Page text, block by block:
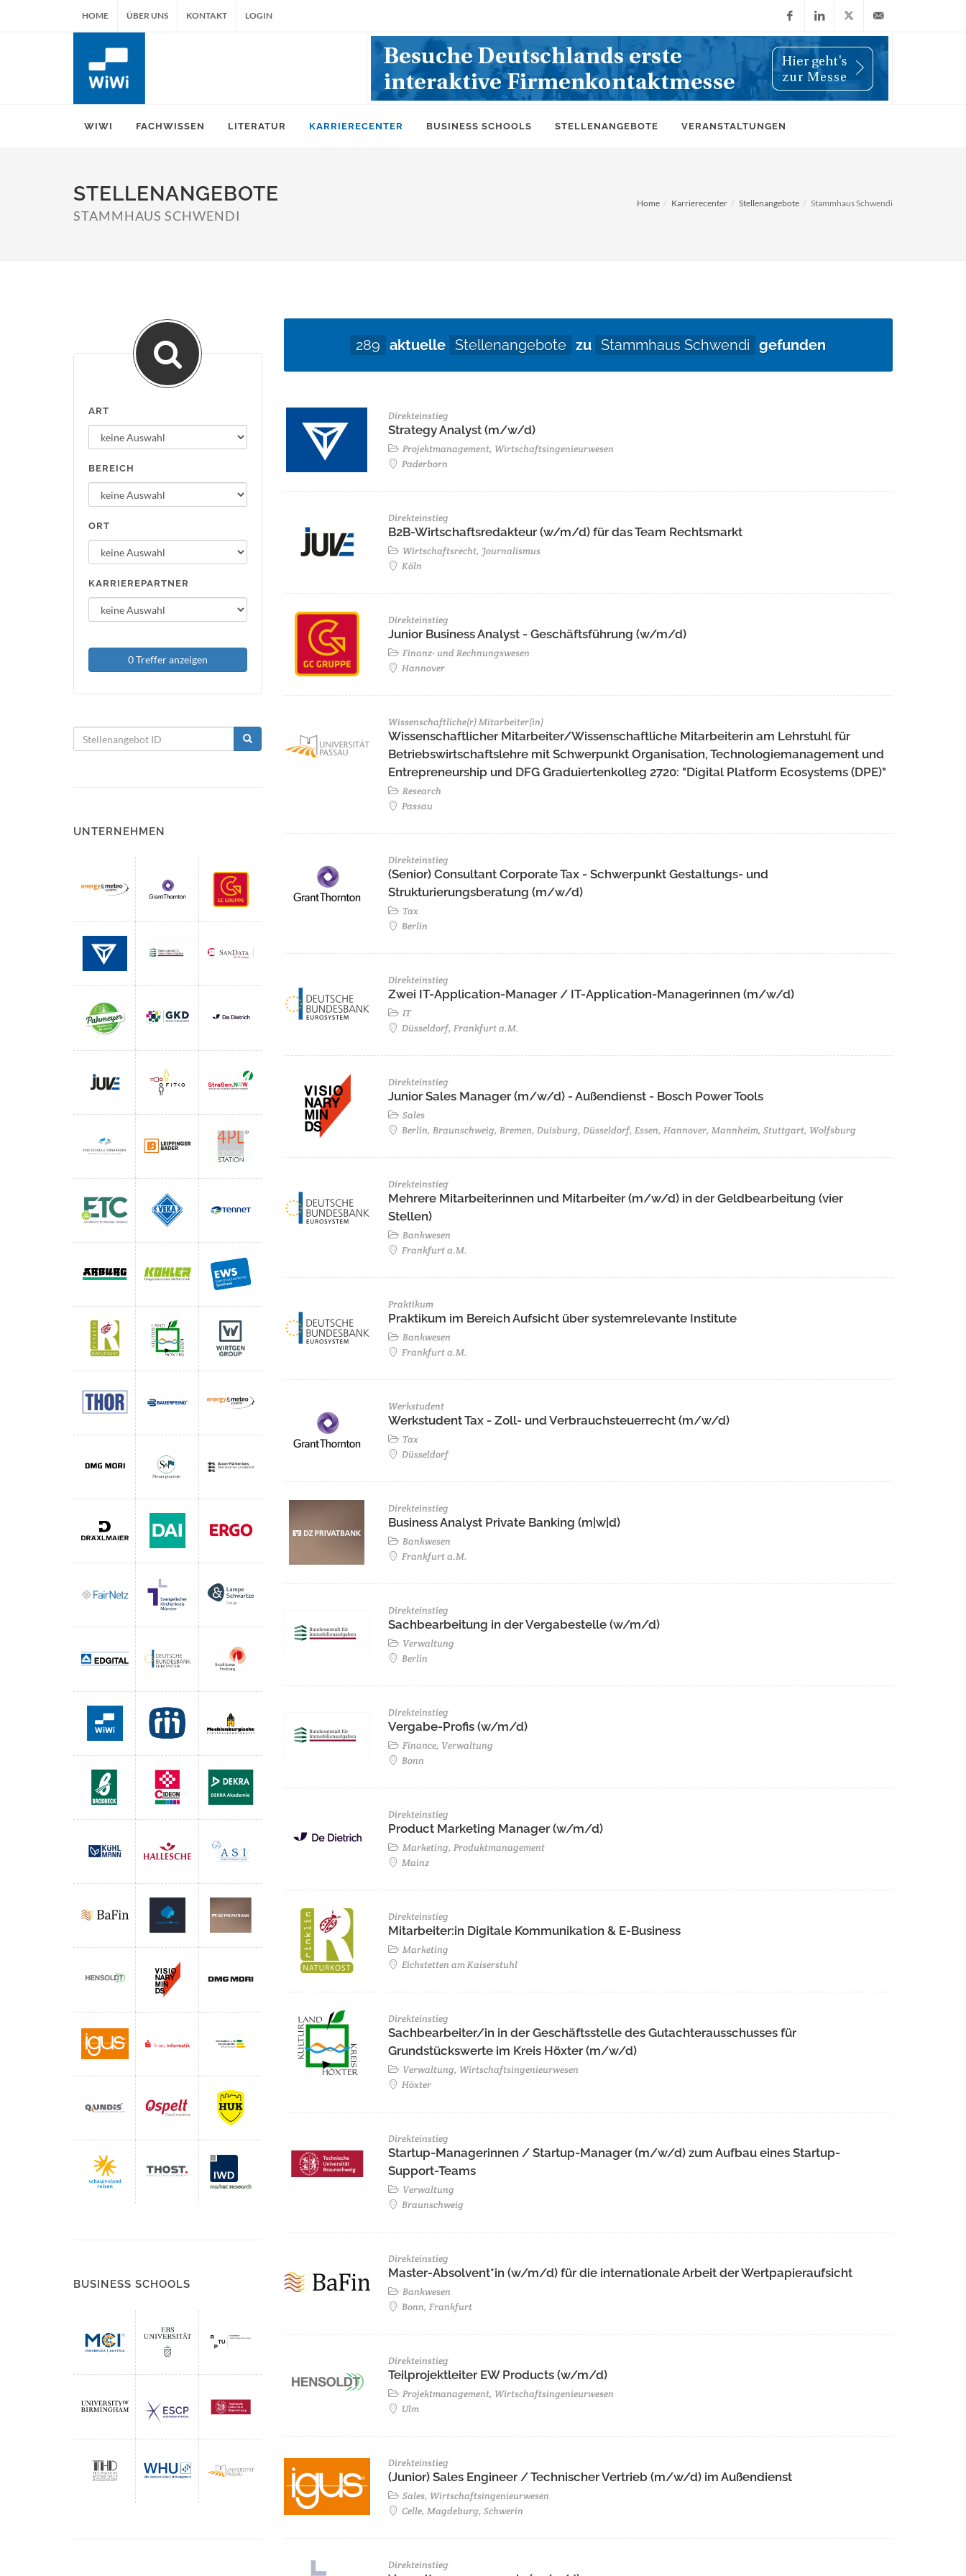
HOME ÜBER UNS KONTAKT LOGIN
FacebookLinkedIn
X
(Twitter)
info@wiwi-
WIWI FACHWISSEN LITERATUR KARRIERECENTER BUSINESS SCHOOLS STELLENANGEBOTE VERANSTALTUNGEN
STELLENANGEBOTE
STAMMHAUS SCHWENDI
Home Karrierecenter Stellenangebote Stammhaus Schwendi
ART
BEREICH
ORT
KARRIEREPARTNER
0 Treffer anzeigen
UNTERNEHMEN
BUSINESS SCHOOLS
289 aktuelle Stellenangebote zu Stammhaus Schwendi gefunden
Direkteinstieg
Strategy Analyst (m/w/d)
Projektmanagement, Wirtschaftsingenieurwesen
Paderborn
Direkteinstieg
B2B-Wirtschaftsredakteur (w/m/d) für das Team Rechtsmarkt
Wirtschaftsrecht, Journalismus
Köln
Direkteinstieg
Junior Business Analyst - Geschäftsführung (w/m/d)
Finanz- und Rechnungswesen
Hannover
Wissenschaftliche(r) Mitarbeiter(in)
Wissenschaftlicher Mitarbeiter/Wissenschaftliche Mitarbeiterin am Lehrstuhl für
Betriebswirtschaftslehre mit Schwerpunkt Organisation, Technologiemanagement und
Entrepreneurship und DFG Graduiertenkolleg 2720: "Digital Platform Ecosystems (DPE)"
Research
Passau
Direkteinstieg
(Senior) Consultant Corporate Tax - Schwerpunkt Gestaltungs- und
Strukturierungsberatung (m/w/d)
Tax
Berlin
Direkteinstieg
Zwei IT-Application-Manager / IT-Application-Managerinnen (m/w/d)
IT
Düsseldorf, Frankfurt a.M.
Direkteinstieg
Junior Sales Manager (m/w/d) - Außendienst - Bosch Power Tools
Sales
Berlin, Braunschweig, Bremen, Duisburg, Düsseldorf, Essen, Hannover, Mannheim, Stuttgart, Wolfsburg
Direkteinstieg
Mehrere Mitarbeiterinnen und Mitarbeiter (m/w/d) in der Geldbearbeitung (vier
Stellen)
Bankwesen
Frankfurt a.M.
Praktikum
Praktikum im Bereich Aufsicht über systemrelevante Institute
Bankwesen
Frankfurt a.M.
Werkstudent
Werkstudent Tax - Zoll- und Verbrauchsteuerrecht (m/w/d)
Tax
Düsseldorf
Direkteinstieg
Business Analyst Private Banking (m|w|d)
Bankwesen
Frankfurt a.M.
Direkteinstieg
Sachbearbeitung in der Vergabestelle (w/m/d)
Verwaltung
Berlin
Direkteinstieg
Vergabe-Profis (w/m/d)
Finance, Verwaltung
Bonn
Direkteinstieg
Product Marketing Manager (w/m/d)
Marketing, Produktmanagement
Mainz
Direkteinstieg
Mitarbeiter:in Digitale Kommunikation & E-Business
Marketing
Eichstetten am Kaiserstuhl
Direkteinstieg
Sachbearbeiter/in in der Geschäftsstelle des Gutachterausschusses für
Grundstückswerte im Kreis Höxter (m/w/d)
Verwaltung, Wirtschaftsingenieurwesen
Höxter
Direkteinstieg
Startup-Managerinnen / Startup-Manager (m/w/d) zum Aufbau eines Startup-
Support-Teams
Verwaltung
Braunschweig
Direkteinstieg
Master-Absolvent*in (w/m/d) für die internationale Arbeit der Wertpapieraufsicht
Bankwesen
Bonn, Frankfurt
Direkteinstieg
Teilprojektleiter EW Products (w/m/d)
Projektmanagement, Wirtschaftsingenieurwesen
Ulm
Direkteinstieg
(Junior) Sales Engineer / Technischer Vertrieb (m/w/d) im Außendienst
Sales, Wirtschaftsingenieurwesen
Celle, Magdeburg, Schwerin
Direkteinstieg